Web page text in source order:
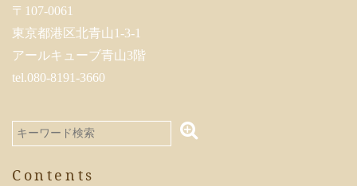
〒107-0061
東京都港区北青山1-3-1
アールキューブ青山3階
tel.080-8191-3660
Contents